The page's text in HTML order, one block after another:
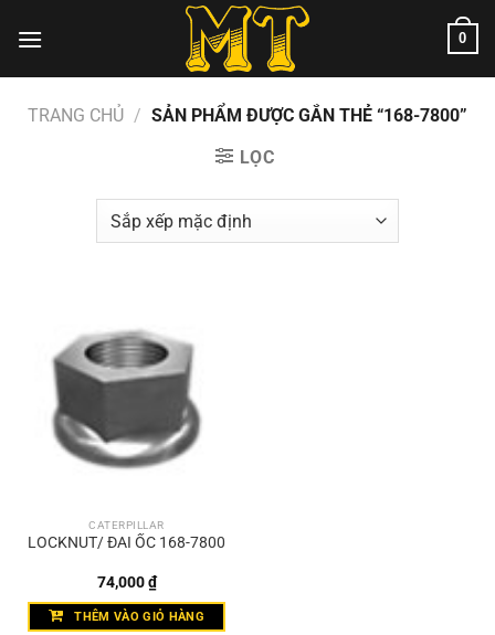
đến
0
TRANG CHỦ / SẢN PHẨM ĐƯỢC GẮN THẺ “168-7800”
LỌC
CATERPILLAR
LOCKNUT/ ĐAI ỐC 168-7800
74,000₫
THÊM VÀO GIỎ HÀNG